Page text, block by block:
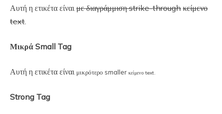
Αυτή η ετικέτα είναι με διαγράμμιση strike-through κείμενο
text
Μικρά Small Tag
Αυτή η ετικέτα είναι μικρότερο smaller κείμενο text.
Strong Tag